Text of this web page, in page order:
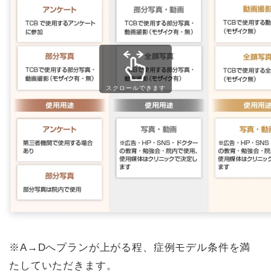
スクロールできます
※A→Dへプランが上がる程、症例モデル条件を満
たしていただきます。